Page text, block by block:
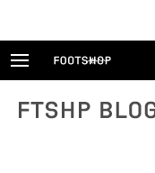
FTSHP blog